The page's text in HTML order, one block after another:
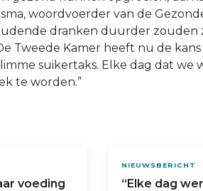
woordvoerder van de
dranken duurder zouden
Tweede Kamer heeft nu de
suikertaks. Elke dag dat we
te worden.”
voeding
NIEUWSBERICHT
“Elke dag